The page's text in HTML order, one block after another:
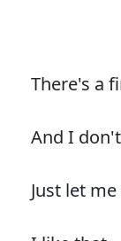
There's a
And I
Just let